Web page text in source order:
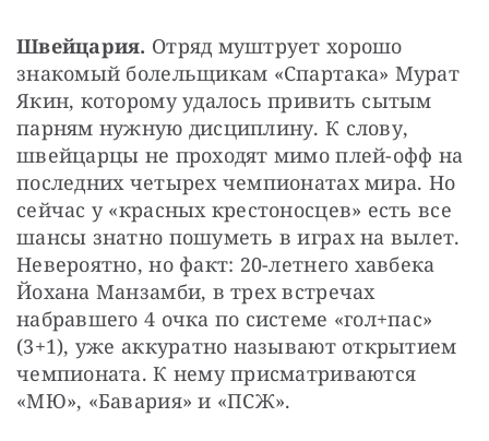
Швейцария. Отряд муштрует хорошо
знакомый болельщикам «Спартака» Мурат
Якин, которому удалось привить сытым
парням нужную дисциплину. К слову,
швейцарцы не проходят мимо плей-офф на
последних четырех чемпионатах мира. Но
сейчас у «красных крестоносцев» есть все
шансы знатно пошуметь в играх на вылет.
Невероятно, но факт: 20-летнего хавбека
Йохана Манзамби, в трех встречах
набравшего 4 очка по системе «гол+пас»
(3+1), уже аккуратно называют открытием
чемпионата. К нему присматриваются
«МЮ», «Бавария» и «ПСЖ».